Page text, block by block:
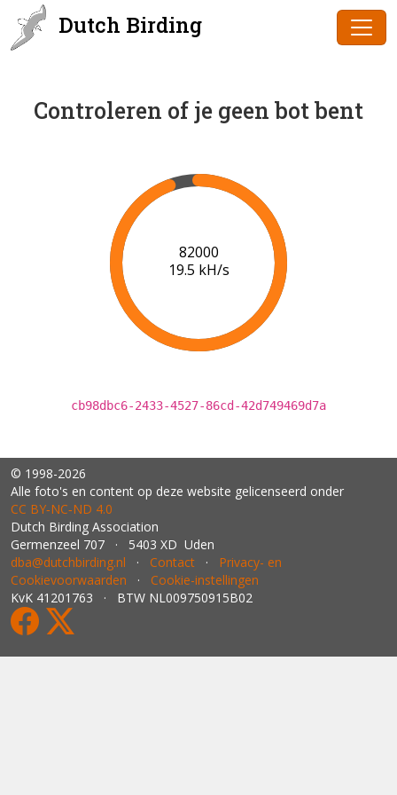
Dutch Birding
Controleren of je geen bot bent
84000
19.7 kH/s
cb98dbc6-2433-4527-86cd-42d749469d7a
© 1998-2026
Alle foto's en content op deze website gelicenseerd onder
CC BY‑NC‑ND 4.0
Dutch Birding Association
Germenzeel 707 · 5403 XD Uden
dba@dutchbirding.nl · Contact · Privacy- en
Cookievoorwaarden · Cookie-instellingen
KvK 41201763 · BTW NL009750915B02